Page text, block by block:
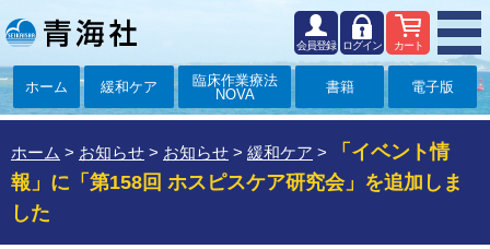
カート
ログイン
会員登録
ホーム 緩和ケア
臨床作業療法
NOVA
書籍 電子版
ホーム > お知らせ > お知らせ > 緩和ケア >
「イベント情
報」に「第158回 ホスピスケア研究会」を追加しま
した